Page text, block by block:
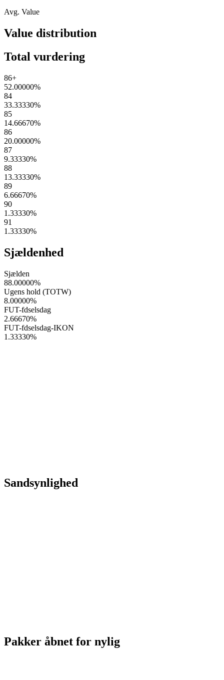
Avg. Value
Value distribution
Total vurdering
86+
52.00000%
84
33.33330%
85
14.66670%
86
20.00000%
87
9.33330%
88
13.33330%
89
6.66670%
90
1.33330%
91
1.33330%
Sjældenhed
Sjælden
88.00000%
Ugens hold (TOTW)
8.00000%
FUT-fdselsdag
2.66670%
FUT-fdselsdag-IKON
1.33330%
Sandsynlighed
Pakker åbnet for nylig